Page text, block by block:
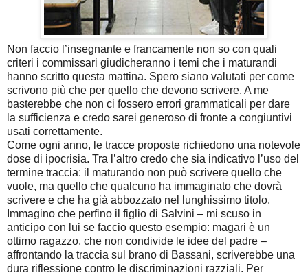
Non faccio l’insegnante e francamente non so con quali
criteri i commissari giudicheranno i temi che i maturandi
hanno scritto questa mattina. Spero siano valutati per come
scrivono più che per quello che devono scrivere. A me
basterebbe che non ci fossero errori grammaticali per dare
la sufficienza e credo sarei generoso di fronte a congiuntivi
usati correttamente.
Come ogni anno, le tracce proposte richiedono una notevole
dose di ipocrisia. Tra l’altro credo che sia indicativo l’uso del
termine traccia: il maturando non può scrivere quello che
vuole, ma quello che qualcuno ha immaginato che dovrà
scrivere e che ha già abbozzato nel lunghissimo titolo.
Immagino che perfino il figlio di Salvini – mi scuso in
anticipo con lui se faccio questo esempio: magari è un
ottimo ragazzo, che non condivide le idee del padre –
affrontando la traccia sul brano di Bassani, scriverebbe una
dura riflessione contro le discriminazioni razziali. Per